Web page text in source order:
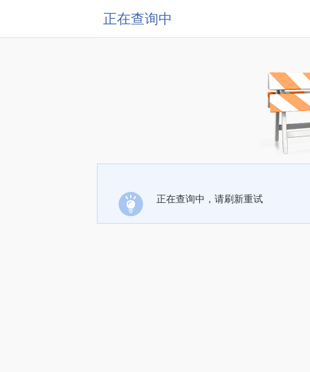
正在查询中
正在查询中，请刷新重试